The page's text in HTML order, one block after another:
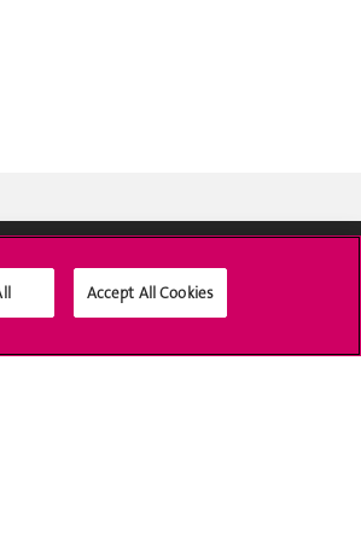
sociaux UNIGE
Accept All Cookies